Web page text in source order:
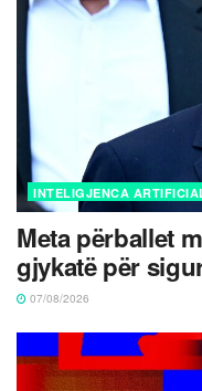
INTELIGJENCA
Meta përballet
gjykatë për
07/08/2026